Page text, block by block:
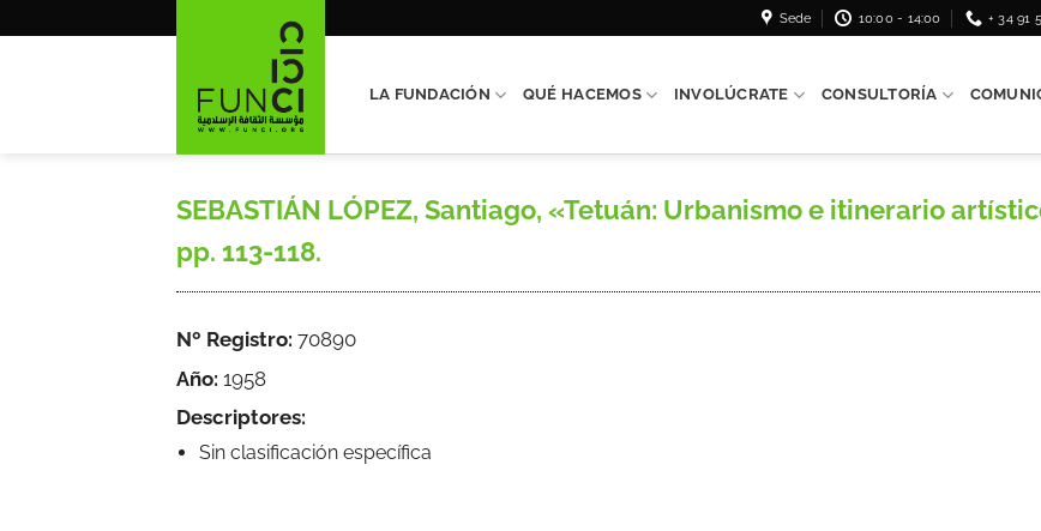
Sede 10:00 - 14:00 + 34 91
LA FUNDACIÓN QUÉ HACEMOS INVOLÚCRATE CONSULTORÍA
SEBASTIÁN LÓPEZ, Santiago, «Tetuán: Urbanismo e itinerario
pp. 113-118.
Nº Registro: 70890
Año: 1958
Descriptores:
Sin clasificación específica